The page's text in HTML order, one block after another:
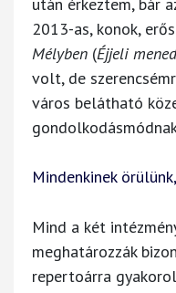
2013-as, konok,
Mélyben (Éjjeli
volt, de
város belátható
Mindenkinek
Mind a két
meghatározzák
repertoárra